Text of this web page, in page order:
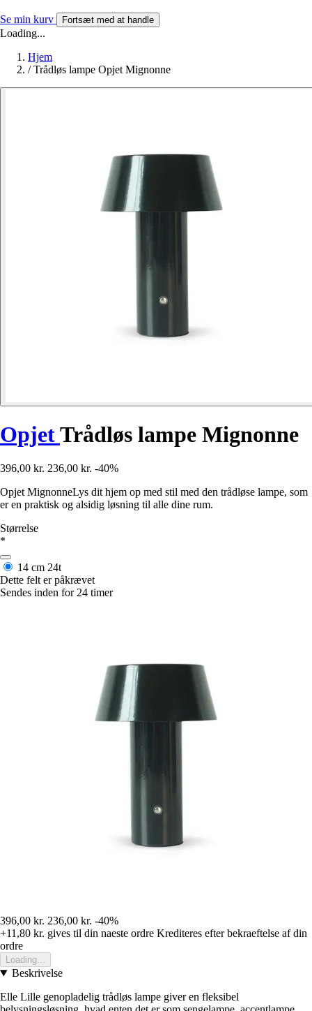
Se min kurv Fortsæt med at handle
Loading...
Hjem
/ Trådløs lampe Opjet Mignonne
OpjetTrådløs lampe Mignonne
396,00 kr. 236,00 kr. -40%
Opjet MignonneLys dit hjem op med stil med den trådløse lampe, som
er en praktisk og alsidig løsning til alle dine rum.
Størrelse
*
14 cm 24t
Dette felt er påkrævet
Sendes inden for 24 timer
396,00 kr. 236,00 kr. -40%
+11,80 kr. gives til din naeste ordre Krediteres efter bekraeftelse af din
ordre
Loading...
Beskrivelse
Elle Lille genopladelig trådløs lampe giver en fleksibel